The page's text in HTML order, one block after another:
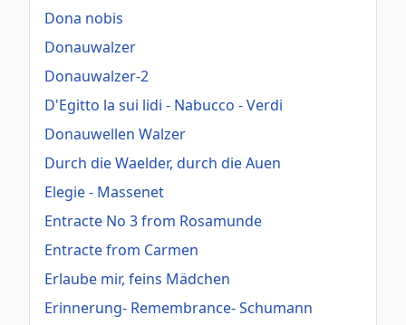
Dona nobis
Donauwalzer
Donauwalzer-2
D'Egitto la sui lidi - Nabucco - Verdi
Donauwellen Walzer
Durch die Waelder, durch die Auen
Elegie - Massenet
Entracte No 3 from Rosamunde
Entracte from Carmen
Erlaube mir, feins Mädchen
Erinnerung- Remembrance- Schumann